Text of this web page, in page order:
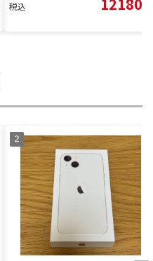
税込